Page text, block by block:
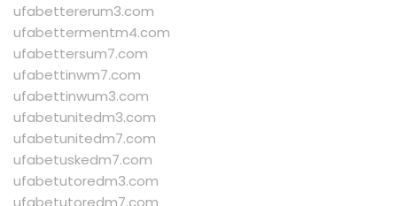
ufabettererum3.com
ufabettermentm4.com
ufabettersum7.com
ufabettinwm7.com
ufabettinwum3.com
ufabetunitedm3.com
ufabetunitedm7.com
ufabetuskedm7.com
ufabetutoredm3.com
ufabetutoredm7.com